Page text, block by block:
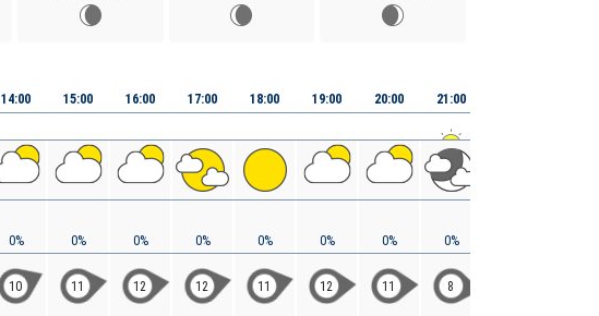
14:00
0%
10
15:00
0%
11
16:00
0%
12
17:00
0%
12
18:00
0%
11
19:00
0%
12
20:00
0%
11
21:00
0%
8